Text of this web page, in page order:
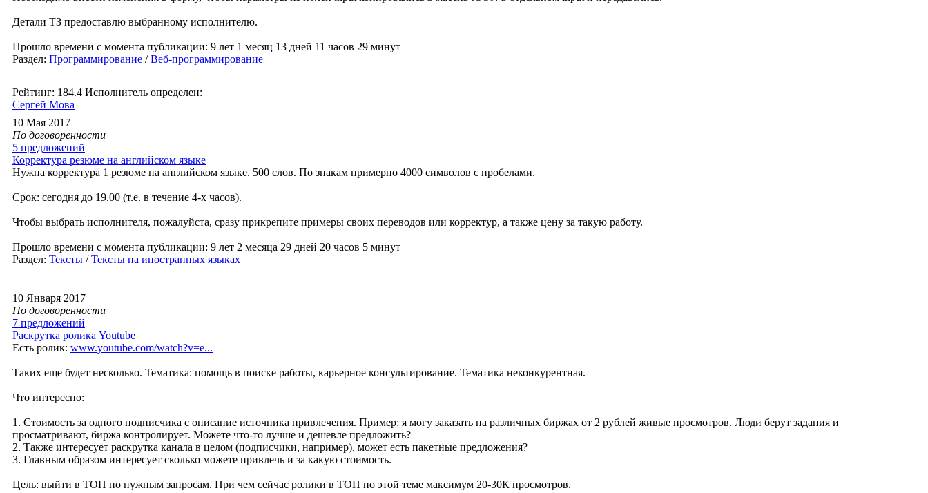
Детали ТЗ предоставлю выбранному исполнителю.
Прошло времени с момента публикации: 9 лет 1 месяц 13 дней 11 часов 29 минут
Раздел: Программирование /Веб-программирование
Рейтинг: 184.4 Исполнитель определен:
Сергей Мова
10 Мая 2017
По договоренности
5 предложений
Корректура резюме на английском языке
Нужна корректура 1 резюме на английском языке. 500 слов. По знакам примерно 4000 символов с пробелами.
Срок: сегодня до 19.00 (т.е. в течение 4-х часов).
Чтобы выбрать исполнителя, пожалуйста, сразу прикрепите примеры своих переводов или корректур, а также цену за такую работу.
Прошло времени с момента публикации: 9 лет 2 месяца 29 дней 20 часов 5 минут
Раздел: Тексты /Тексты на иностранных языках
10 Января 2017
По договоренности
7 предложений
Раскрутка ролика Youtube
Есть ролик: www.youtube.com/watch?v=e...
Таких еще будет несколько. Тематика: помощь в поиске работы, карьерное консультирование. Тематика неконкурентная.
Что интересно:
1. Стоимость за одного подписчика с описание источника привлечения. Пример: я могу заказать на различных биржах от 2 рублей живые просмотров. Люди берут задания и
просматривают, биржа контролирует. Можете что-то лучше и дешевле предложить?
2. Также интересует раскрутка канала в целом (подписчики, например), может есть пакетные предложения?
3. Главным образом интересует сколько можете привлечь и за какую стоимость.
Цель: выйти в ТОП по нужным запросам. При чем сейчас ролики в ТОП по этой теме максимум 20-30К просмотров.